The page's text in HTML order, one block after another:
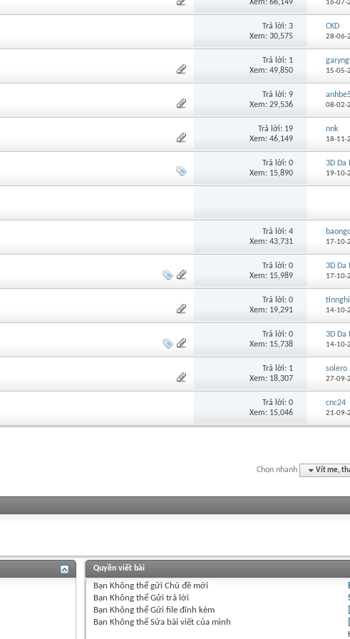
Xem: 66,149 16-07-
Trả lời: 3
Xem: 30,575
CKD
28-06-
Trả lời: 1
Xem: 49,850
15-05-
Trả lời: 9
Xem: 29,536
08-02-
Trả lời: 19
Xem: 46,149
nnk
18-
Trả lời: 0
Xem: 15,890
3D Da
19-
Trả lời: 4
Xem: 43,731
17-
Trả lời: 0
Xem: 15,989
3D Da
17-10-
Trả lời: 0
Xem: 19,291
14-
Trả lời: 0
Xem: 15,738
3D Da
14-
Trả lời: 1
Xem: 18,307
solero
27-09-
Trả lời: 0
Xem: 15,046
cnc24
21-09-
Chọn nhanh Vít me,
Quyền viết bài
Bạn Không thểgửi Chủ đề mới
Bạn Không thểGửi trả lời
Bạn Không thểGửi file đính kèm
Bạn Không thểSửa bài viết của mình